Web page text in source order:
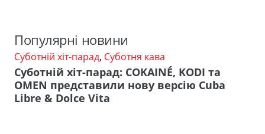
Популярні новини
Суботній хіт-парад, Суботня кава
Суботній хіт-парад: COKAINÉ, KODI та
OMEN представили нову версію Cuba
Libre & Dolce Vita